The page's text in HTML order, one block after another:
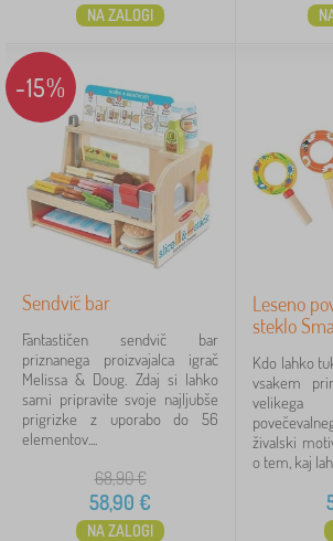
NA ZALOGI
-15%
Sendvič bar
Fantastičen sendvič bar
priznanega proizvajalca igrač
Melissa & Doug. Zdaj si lahko
sami pripravite svoje najljubše
prigrizke z uporabo do 56
elementov....
68,90€
58,90 €
NA ZALOGI
Leseno
steklo
Kdo lahko
vsakem
živalski
o tem, kaj